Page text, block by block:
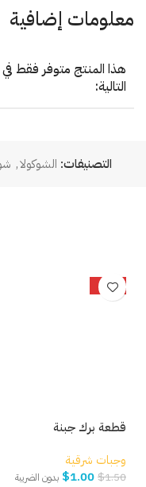
معلومات إضافية
هذا المنتج متوفر فقط
التالية:
التصنيفات: الشوكولا,
-33%
قطعة برك جبنة
وجبات شرقية
$1.50
$1.00 بدون الضريبة